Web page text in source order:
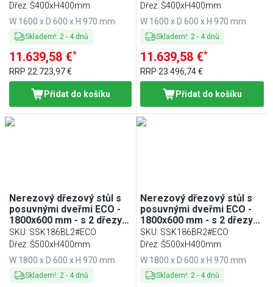
Dřez: Š400xH400mm
W 1600 x D 600 x H 970 mm
Skladem!: 2- 4 dnů
11.639,58 €*
RRP 22.723,97 €
Přidat do košíku
Dřez: Š400xH400mm
W 1600 x D 600 x H 970 mm
Skladem!: 2 - 4 dnů
11.639,58 €*
RRP23.496,74 €
Přidat do košíku
Nerezový dřezový stůl s
posuvnými dveřmi ECO -
1800x600 mm - s 2 dřezy
vlevo
SKU: SSK186BL2#ECO
Dřez: Š500xH400mm
W 1800 x D 600 x H 970 mm
Skladem!: 2- 4 dnů
Nerezový dřezový stůl s
posuvnými dveřmi ECO -
1800x600 mm - s 2 dřezy
vpravo
SKU: SSK186BR2#ECO
Dřez: Š500xH400mm
W 1800 x D 600 x H 970 mm
Skladem!: 2 - 4 dnů